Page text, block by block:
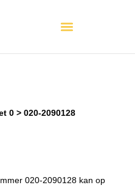
0
020-2090128
020-2090128 kan op